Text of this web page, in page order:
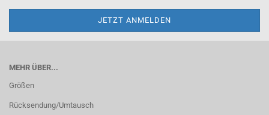
MEHR ÜBER...
Größen
Rücksendung/Umtausch